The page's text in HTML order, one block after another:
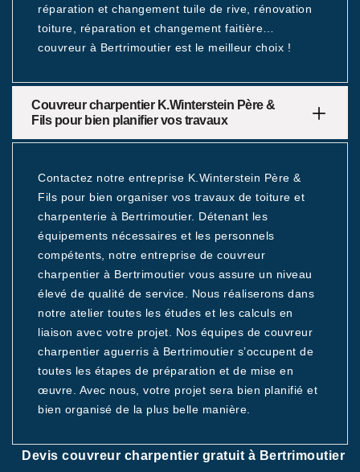
réparation et changement tuile de rive, rénovation
toiture, réparation et changement faitière…
couvreur à Bertrimoutier est le meilleur choix !
Couvreur charpentier K.Winterstein Père &
Fils pour bien planifier vos travaux
Contactez notre entreprise K.Winterstein Père &
Fils pour bien organiser vos travaux de toiture et
charpenterie à Bertrimoutier. Détenant les
équipements nécessaires et les personnels
compétents, notre entreprise de couvreur
charpentier à Bertrimoutier vous assure un niveau
élevé de qualité de service. Nous réaliserons dans
notre atelier toutes les études et les calculs en
liaison avec votre projet. Nos équipes de couvreur
charpentier aguerris à Bertrimoutier s’occupent de
toutes les étapes de préparation et de mise en
œuvre. Avec nous, votre projet sera bien planifié et
bien organisé de la plus belle manière.
Devis couvreur charpentier gratuit à Bertrimoutier